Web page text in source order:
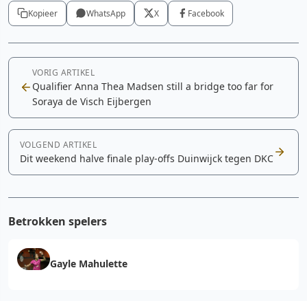
Cookie-instellingen aanpassen
Kopieer WhatsApp X Facebook
VORIG ARTIKEL
Qualifier Anna Thea Madsen still a bridge too far for
Soraya de Visch Eijbergen
VOLGEND ARTIKEL
Dit weekend halve finale play-offs Duinwijck tegen DKC
Betrokken spelers
Gayle Mahulette